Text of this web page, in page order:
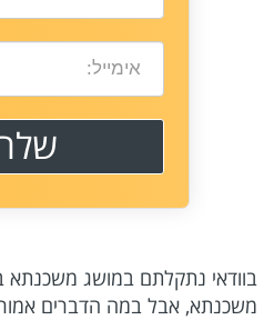
בוודאי נתקלתם במושג משכנתא
משכנתא, אבל במה הדברים